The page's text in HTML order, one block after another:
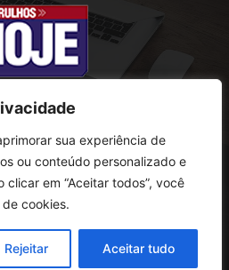
sua experiência de
ou conteúdo personalizado e
clicar em “Aceitar todos”, você
cookies.
Rejeitar Aceitar tudo
NÓS
Antonio Prado, 121
07095-180
(11) 2823-0800